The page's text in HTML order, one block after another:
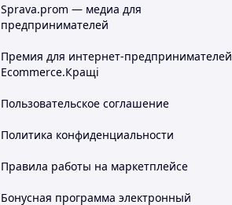
Sprava.prom — медиа для
предпринимателей
Премия для интернет-предпринимателей
Ecommerce.Кращі
Пользовательское соглашение
Политика конфиденциальности
Правила работы на маркетплейсе
Бонусная программа электронный